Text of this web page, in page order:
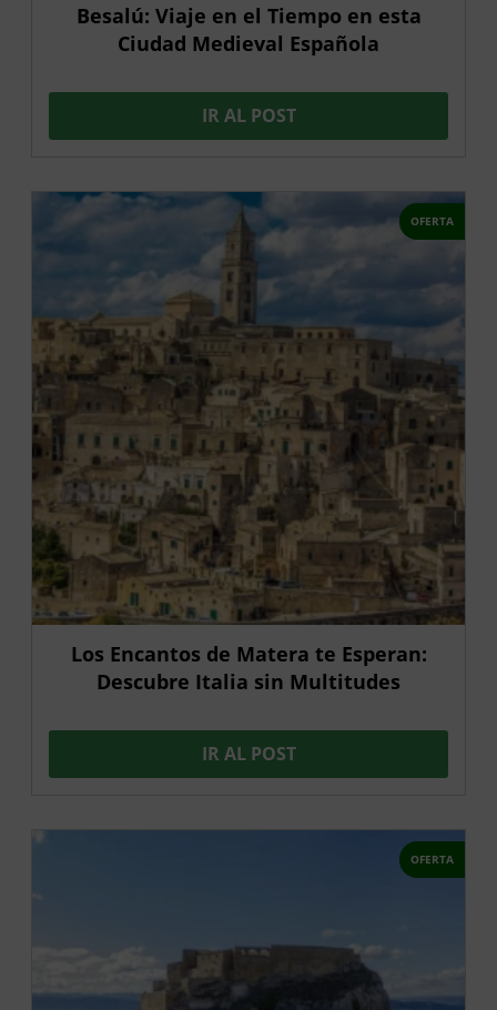
Besalú: Viaje en el Tiempo en esta
Ciudad Medieval Española
IR AL POST
OFERTA
Los Encantos de Matera te Esperan:
Descubre Italia sin Multitudes
IR AL POST
OFERTA